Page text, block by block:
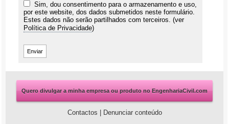
Sim, dou consentimento para o armazenamento e uso,
por este website, dos dados submetidos neste formulário.
Estes dados não serão partilhados com terceiros. (ver
Política de Privacidade)
Quero divulgar a minha empresa ou produto no EngenhariaCivil.com
Contactos Denunciar conteúdo